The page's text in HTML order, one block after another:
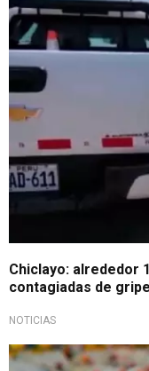
Chiclayo: alrededor
contagiadas de
NOTICIAS